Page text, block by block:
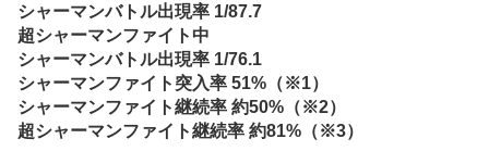
シャーマンバトル出現率 1/87.7
超シャーマンファイト中
シャーマンバトル出現率 1/76.1
シャーマンファイト突入率 51%（※1）
シャーマンファイト継続率 約50%（※2）
超シャーマンファイト継続率 約81%（※3）